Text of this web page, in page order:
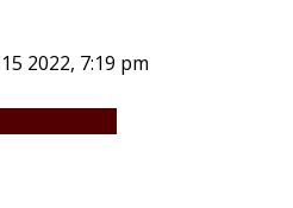
2022, 7:19 pm